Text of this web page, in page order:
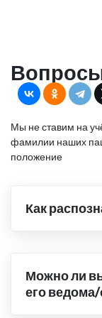
Мы не ставим на
фамилии наших
положение
Как
Можно ли
его